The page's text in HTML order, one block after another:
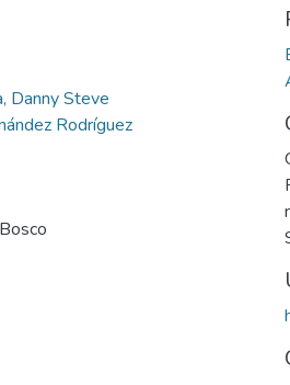
Danny Steve
Rodríguez